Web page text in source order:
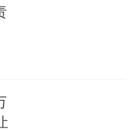
老人是她特别的
的不仅是服务，还